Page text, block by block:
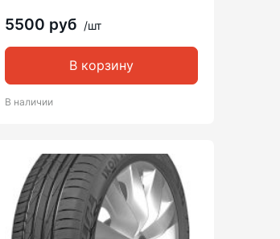
5500 руб /шт
В корзину
В наличии